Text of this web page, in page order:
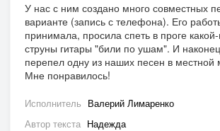
У нас с ним создано много совместных
варианте (запись с телефона). Его
принимала, просила спеть в проге какой-
струны гитары "били по ушам". И
перепел одну из наших песен в местной
Мне понравилось!
Исполнитель Валерий Лимаренко
Автор текста Надежда